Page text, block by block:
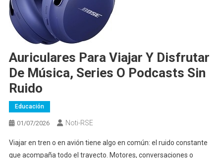
Auriculares Para Viajar Y Disfrutar
De Música, Series O Podcasts Sin
Ruido
Educación
01/07/2026 Noti-RSE
Viajar en tren o en avión tiene algo en común: el ruido constante
que acompaña todo el trayecto. Motores, conversaciones o